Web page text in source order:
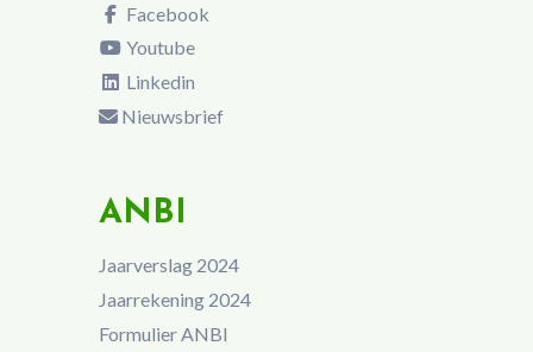
Facebook
Youtube
Linkedin
Nieuwsbrief
ANBI
Jaarverslag 2024
Jaarrekening 2024
Formulier ANBI